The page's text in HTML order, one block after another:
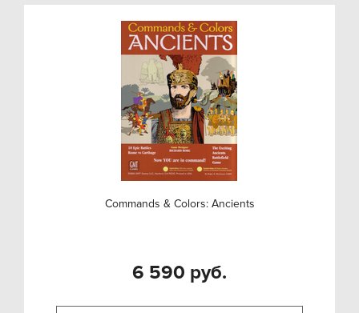
Commands & Colors: Ancients
6 590 руб.